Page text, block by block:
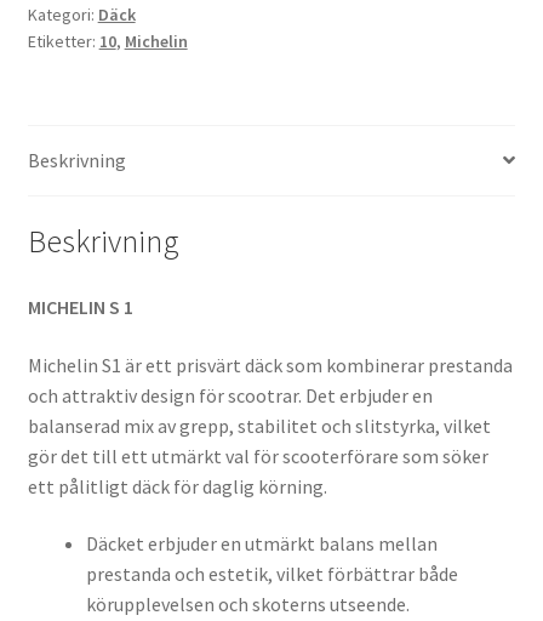
10
44J
Kategori: Däck
Etiketter: 10, Michelin
Beskrivning
Beskrivning
MICHELIN S 1
Michelin S1 är ett prisvärt däck som kombinerar prestanda
och attraktiv design för scootrar. Det erbjuder en
balanserad mix av grepp, stabilitet och slitstyrka, vilket
gör det till ett utmärkt val för scooterförare som söker
ett pålitligt däck för daglig körning.
Däcket erbjuder en utmärkt balans mellan
prestanda och estetik, vilket förbättrar både
körupplevelsen och skoterns utseende.